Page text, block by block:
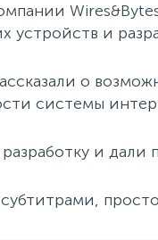
устройств и
о
системы
и